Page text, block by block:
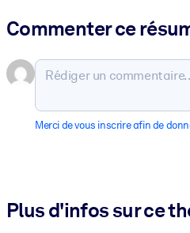
Commenter ce
Merci de vous inscrire afin de
Plus d'infos sur ce